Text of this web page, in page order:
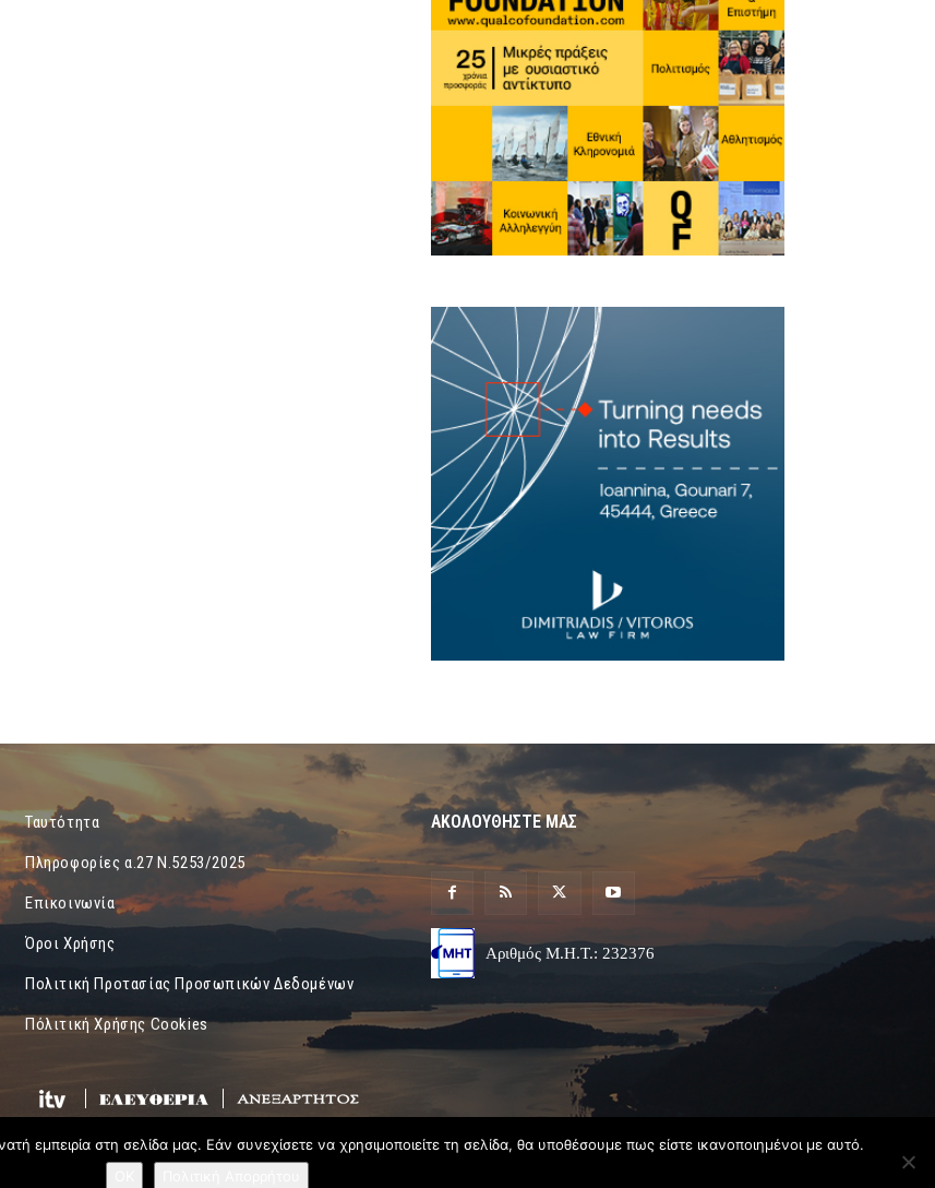
Ταυτότητα
Πληροφορίες α.27 Ν.5253/2025
Επικοινωνία
Όροι Χρήσης
Πολιτική Προτασίας Προσωπικών Δεδομένων
Πόλιτική Χρήσης Cookies
ΑΚΟΛΟΥΘΗΣΤΕ ΜΑΣ
Αριθμός Μ.Η.Τ.: 232376
εμπειρία στη σελίδα μας. Εάν συνεχίσετε να χρησιμοποιείτε τη σελίδα, θα υποθέσουμε πως είστε ικανοποιημένοι με αυτό.